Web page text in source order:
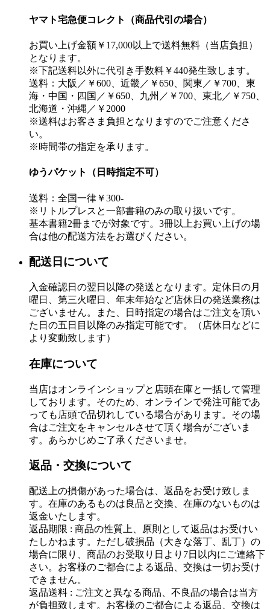
ヤマト宅急便コレクト（商品代引の場合）
お買い上げ金額￥17,000以上で送料無料（当店負担）
となります。
※下記送料以外に代引き手数料￥440発生致します。
送料：大阪／￥600、近畿／￥650、関東／￥700、東
海・中国・四国／￥650、九州／￥700、東北／￥750、
北海道・沖縄／￥2000
※送料はお客さま負担となりますのでご注意くださ
い。
※時間帯の指定を承ります。
ゆうパケット（日時指定不可）
送料：全国一律￥300-
※リトルプレスと一部書籍のみの取り扱いです。
基本書籍2冊までが対象です。3冊以上お買い上げの場
合は他の配送方法をお選びください。
配送日について
入金確認日の翌日以降の発送となります。定休日の月
曜日、第三火曜日、年末年始など店休日の発送業務は
ございません。また、日時指定の場合はご注文を頂い
た日の五日目以降のみ指定可能です。（店休日などに
より変動致します）
在庫について
当店はオンラインショップと店頭在庫と一括して管理
しております。そのため、オンラインで発注可能であ
っても店頭で品切れしている場合があります。その場
合はご注文をキャンセルさせて頂く場合がございま
す。あらかじめご了承くださいませ。
返品・交換について
配送上の損傷があった場合は、返品をお受け致しま
す。在庫のあるものは良品と交換、在庫のないものは
返金いたします。
返品期限 : 商品の性質上、原則として返品はお受けい
たしかねます。ただし破損品（大きな落丁、乱丁）の
場合に限り、商品のお受取り日より7日以内にご連絡下
さい。お客様のご都合による返品、交換は一切お受け
できません。
返品送料 : ご注文と異なる商品、不良品の場合は当方
が負担致します。お客様のご都合による返品、交換は